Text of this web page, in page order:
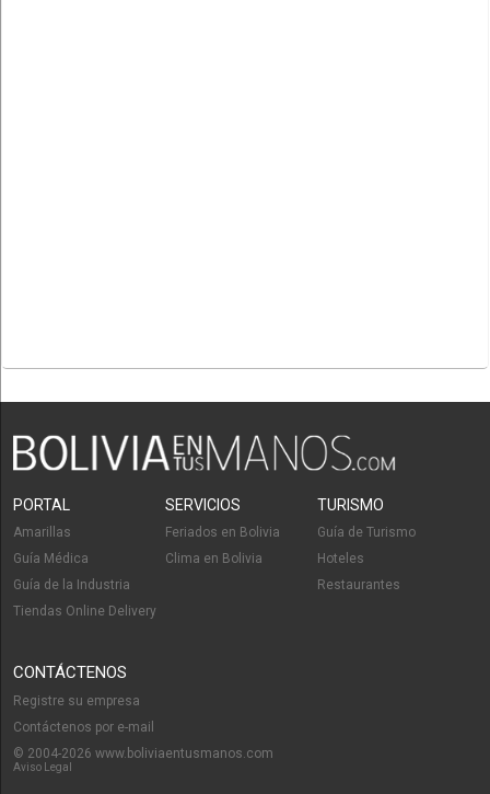
PORTAL
Amarillas
Guía Médica
Guía de la Industria
Tiendas Online Delivery
SERVICIOS
Feriados en Bolivia
Clima en Bolivia
TURISMO
Guía de Turismo
Hoteles
Restaurantes
CONTÁCTENOS
Registre su empresa
Contáctenos por e-mail
© 2004-2026 www.boliviaentusmanos.com
Aviso Legal